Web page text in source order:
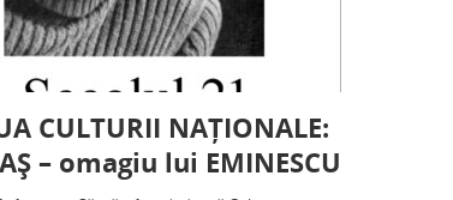
CULTURII NAȚIONALE:
– omagiu lui EMINESCU